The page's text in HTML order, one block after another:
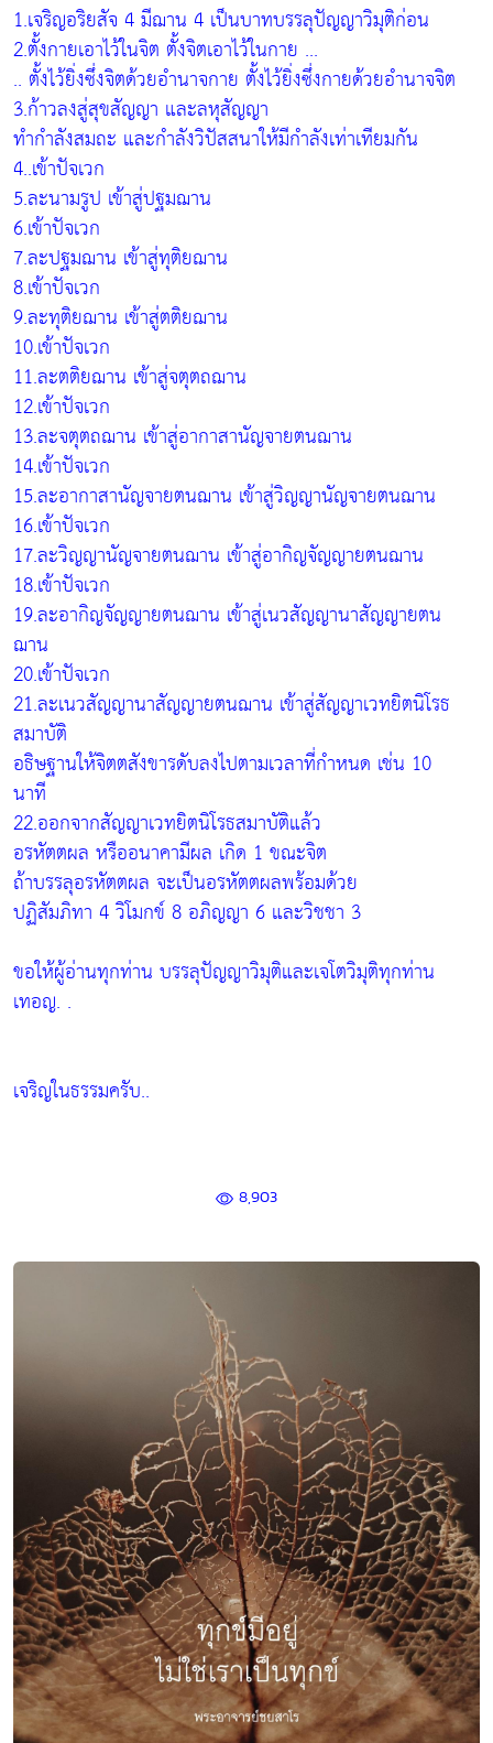
1.เจริญอริยสัจ 4 มีฌาน 4 เป็นบาทบรรลุปัญญาวิมุติก่อน
2.ตั้งกายเอาไว้ในจิต ตั้งจิตเอาไว้ในกาย ...
.. ตั้งไว้ยิ่งซึ่งจิตด้วยอำนาจกาย ตั้งไว้ยิ่งซึ่งกายด้วยอำนาจจิต
3.ก้าวลงสู่สุขสัญญา และลหุสัญญา
ทำกำลังสมถะ และกำลังวิปัสสนาให้มีกำลังเท่าเทียมกัน
4..เข้าปัจเวก
5.ละนามรูป เข้าสู่ปฐมฌาน
6.เข้าปัจเวก
7.ละปฐมฌาน เข้าสู่ทุติยฌาน
8.เข้าปัจเวก
9.ละทุติยฌาน เข้าสู่ตติยฌาน
10.เข้าปัจเวก
11.ละตติยฌาน เข้าสู่จตุตถฌาน
12.เข้าปัจเวก
13.ละจตุตถฌาน เข้าสู่อากาสานัญจายตนฌาน
14.เข้าปัจเวก
15.ละอากาสานัญจายตนฌาน เข้าสู่วิญญานัญจายตนฌาน
16.เข้าปัจเวก
17.ละวิญญานัญจายตนฌาน เข้าสู่อากิญจัญญายตนฌาน
18.เข้าปัจเวก
19.ละอากิญจัญญายตนฌาน เข้าสู่เนวสัญญานาสัญญายตน
ฌาน
20.เข้าปัจเวก
21.ละเนวสัญญานาสัญญายตนฌาน เข้าสู่สัญญาเวทยิตนิโรธ
สมาบัติ
อธิษฐานให้จิตตสังขารดับลงไปตามเวลาที่กำหนด เช่น 10
นาที
22.ออกจากสัญญาเวทยิตนิโรธสมาบัติแล้ว
อรหัตตผล หรืออนาคามีผล เกิด 1 ขณะจิต
ถ้าบรรลุอรหัตตผล จะเป็นอรหัตตผลพร้อมด้วย
ปฏิสัมภิทา 4 วิโมกข์ 8 อภิญญา 6 และวิชชา 3
ขอให้ผู้อ่านทุกท่าน บรรลุปัญญาวิมุติและเจโตวิมุติทุกท่าน
เทอญ. .
เจริญในธรรมครับ..
8,903